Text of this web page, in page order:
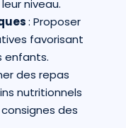
niveau.
: Proposer
favorisant
enfants.
des repas
nutritionnels
des